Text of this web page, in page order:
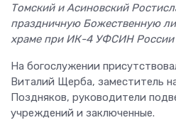
Томский и Асиновский
праздничную Божественную
храме при ИК-4 УФСИН России
На богослужении
Виталий Щерба, заместитель
Поздняков, руководители
учреждений и заключенные.